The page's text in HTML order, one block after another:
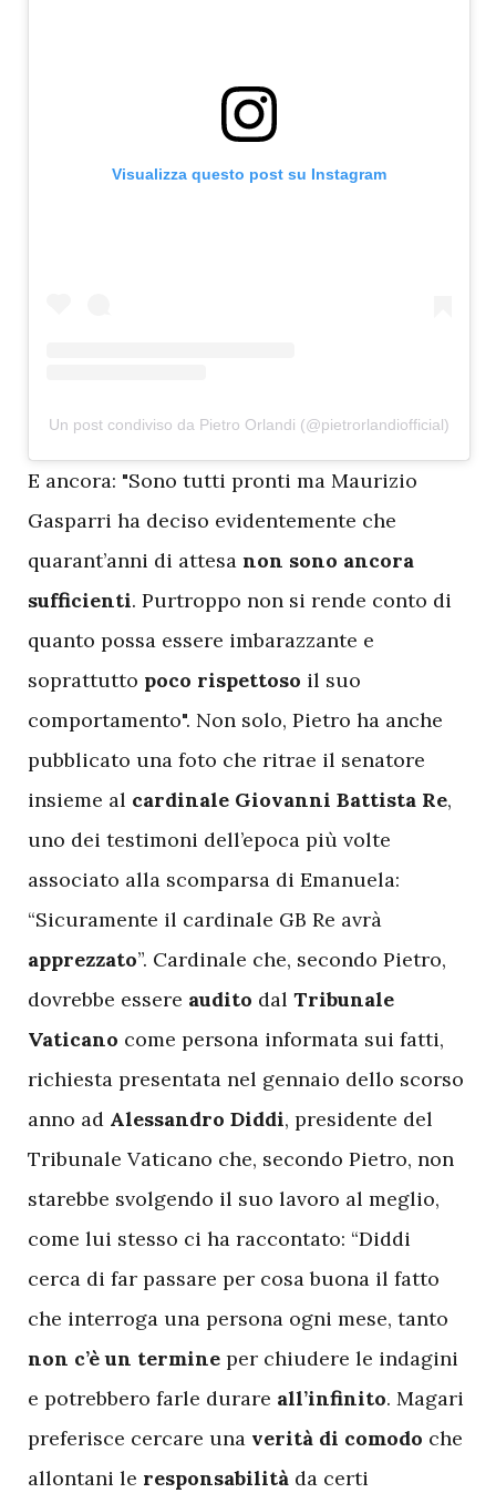
Visualizza questo post su Instagram
Un post condiviso da Pietro Orlandi (@pietrorlandiofficial)
E ancora: "Sono tutti pronti ma Maurizio
Gasparri ha deciso evidentemente che
quarant’anni di attesa non sono ancora
sufficienti. Purtroppo non si rende conto di
quanto possa essere imbarazzante e
soprattutto poco rispettoso il suo
comportamento". Non solo, Pietro ha anche
pubblicato una foto che ritrae il senatore
insieme al cardinale Giovanni Battista Re,
uno dei testimoni dell’epoca più volte
associato alla scomparsa di Emanuela:
“Sicuramente il cardinale GB Re avrà
apprezzato”. Cardinale che, secondo Pietro,
dovrebbe essere audito dal Tribunale
Vaticano come persona informata sui fatti,
richiesta presentata nel gennaio dello scorso
anno ad Alessandro Diddi, presidente del
Tribunale Vaticano che, secondo Pietro, non
starebbe svolgendo il suo lavoro al meglio,
come lui stesso ci ha raccontato: “Diddi
cerca di far passare per cosa buona il fatto
che interroga una persona ogni mese, tanto
non c’è un termine per chiudere le indagini
e potrebbero farle durare all’infinito. Magari
preferisce cercare una verità di comodo che
allontani le responsabilità da certi